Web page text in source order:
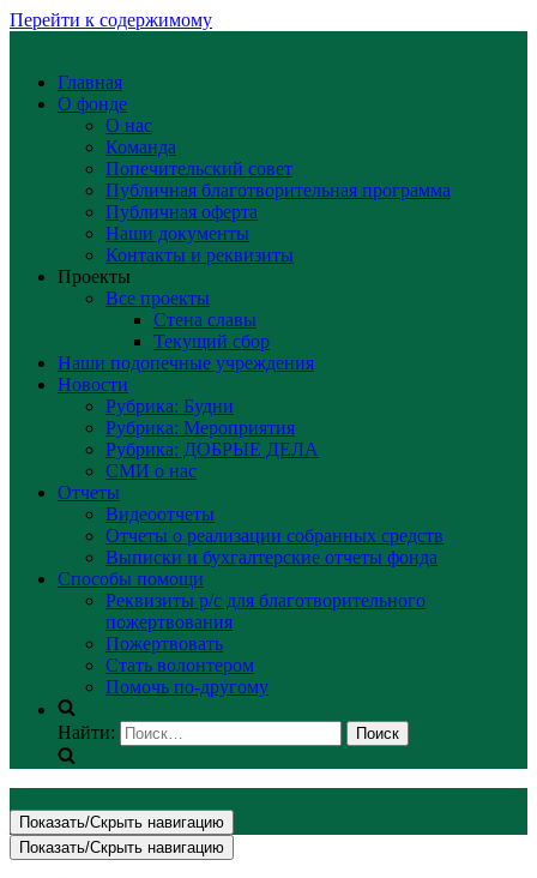
Перейти к содержимому
Главная
О фонде
О нас
Команда
Попечительский совет
Публичная благотворительная программа
Публичная оферта
Наши документы
Контакты и реквизиты
Проекты
Все проекты
Стена славы
Текущий сбор
Наши подопечные учреждения
Новости
Рубрика: Будни
Рубрика: Мероприятия
Рубрика: ДОБРЫЕ ДЕЛА
СМИ о нас
Отчеты
Видеоотчеты
Отчеты о реализации собранных средств
Выписки и бухгалтерские отчеты фонда
Способы помощи
Реквизиты р/с для благотворительного
пожертвования
Пожертвовать
Стать волонтером
Помочь по-другому
Найти:
Показать/Скрыть навигацию
Показать/Скрыть навигацию